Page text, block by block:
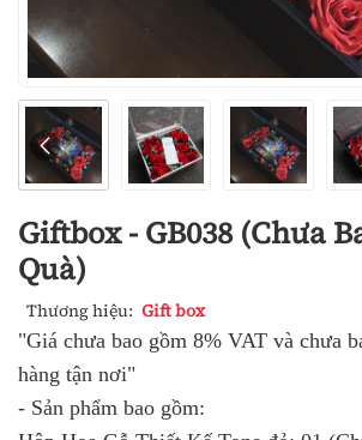
Giftbox - GB038 (Chưa
Quà)
Thương hiệu: Gift box
"Giá chưa bao gồm 8% VAT và chưa
hàng tận nơi"
- Sản phẩm bao gồm: